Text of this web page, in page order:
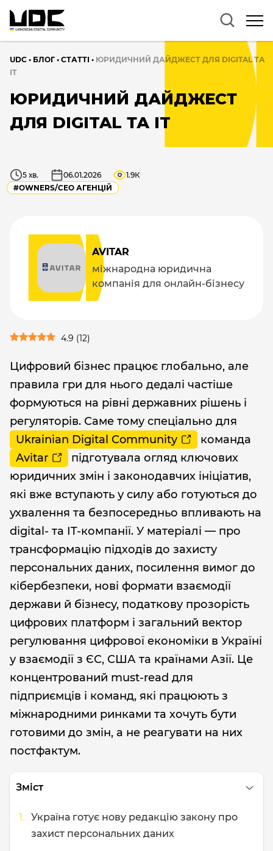
UDC • БЛОГ • CТАТТІ • ЮРИДИЧНИЙ ДАЙДЖЕСТ ДЛЯ DIGITAL ТА
IT
ЮРИДИЧНИЙ ДАЙДЖЕСТ
ДЛЯ DIGITAL ТА IT
#OWNERS/СEO АГЕНЦІЙ
5 хв. 06.01.2026 1.9К
AVITAR
міжнародна юридична
компанія для онлайн-бізнесу
4.9 (12)
Цифровий бізнес працює глобально, але
правила гри для нього дедалі частіше
формуються на рівні державних рішень і
регуляторів. Саме тому спеціально для
Ukrainian Digital Community
команда
Avitar
підготувала огляд ключових
юридичних змін і законодавчих ініціатив,
які вже вступають у силу або готуються до
ухвалення та безпосередньо впливають на
digital- та IT-компанії. У матеріалі — про
трансформацію підходів до захисту
персональних даних, посилення вимог до
кібербезпеки, нові формати взаємодії
держави й бізнесу, податкову прозорість
цифрових платформ і загальний вектор
регулювання цифрової економіки в Україні
у взаємодії з ЄС, США та країнами Азії. Це
концентрований must-read для
підприємців і команд, які працюють з
міжнародними ринками та хочуть бути
готовими до змін, а не реагувати на них
постфактум.
Зміст
Україна готує нову редакцію закону про
захист персональних даних